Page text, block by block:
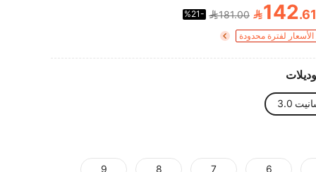
PRICE AND 142.61
181.00
%21-
لفترة محدودة
3.0
6
7
8
9